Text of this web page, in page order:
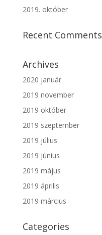
2019. október
Recent Comments
Archives
2020 január
2019 november
2019 október
2019 szeptember
2019 július
2019 június
2019 május
2019 április
2019 március
Categories